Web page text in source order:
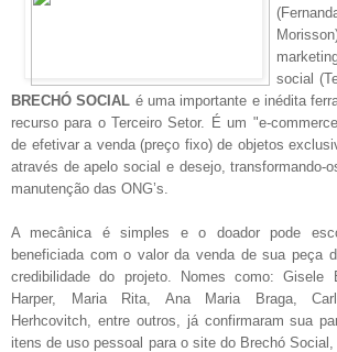
social
BRECHÓ SOCIAL é uma importante e inédita
recurso para o Terceiro Setor. É um "e-
de efetivar a venda (preço fixo) de objetos
através de apelo social e desejo, transformando-
manutenção das ONG’s.
A mecânica é simples e o doador pode
beneficiada com o valor da venda de sua peça
credibilidade do projeto. Nomes como: Gisele
Harper, Maria Rita, Ana Maria Braga,
Herhcovitch, entre outros, já confirmaram sua
itens de uso pessoal para o site do Brechó Social,